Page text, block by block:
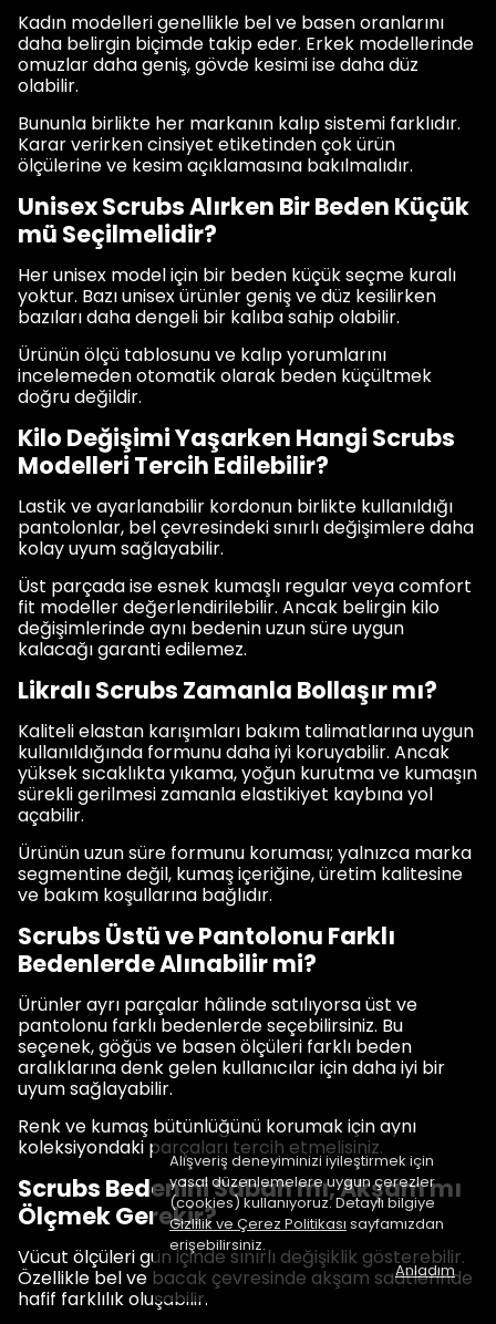
Alışveriş deneyiminizi iyileştirmek için
yasal düzenlemelere uygun çerezler
(cookies) kullanıyoruz. Detaylı bilgiye
Gizlilik ve Çerez Politikası sayfamızdan
erişebilirsiniz.
Anladım
Kadın modelleri genellikle bel ve basen oranlarını
daha belirgin biçimde takip eder. Erkek modellerinde
omuzlar daha geniş, gövde kesimi ise daha düz
olabilir.
Bununla birlikte her markanın kalıp sistemi farklıdır.
Karar verirken cinsiyet etiketinden çok ürün
ölçülerine ve kesim açıklamasına bakılmalıdır.
Unisex Scrubs Alırken Bir Beden Küçük
mü Seçilmelidir?
Her unisex model için bir beden küçük seçme kuralı
yoktur. Bazı unisex ürünler geniş ve düz kesilirken
bazıları daha dengeli bir kalıba sahip olabilir.
Ürünün ölçü tablosunu ve kalıp yorumlarını
incelemeden otomatik olarak beden küçültmek
doğru değildir.
Kilo Değişimi Yaşarken Hangi Scrubs
Modelleri Tercih Edilebilir?
Lastik ve ayarlanabilir kordonun birlikte kullanıldığı
pantolonlar, bel çevresindeki sınırlı değişimlere daha
kolay uyum sağlayabilir.
Üst parçada ise esnek kumaşlı regular veya comfort
fit modeller değerlendirilebilir. Ancak belirgin kilo
değişimlerinde aynı bedenin uzun süre uygun
kalacağı garanti edilemez.
Likralı Scrubs Zamanla Bollaşır mı?
Kaliteli elastan karışımları bakım talimatlarına uygun
kullanıldığında formunu daha iyi koruyabilir. Ancak
yüksek sıcaklıkta yıkama, yoğun kurutma ve kumaşın
sürekli gerilmesi zamanla elastikiyet kaybına yol
açabilir.
Ürünün uzun süre formunu koruması; yalnızca marka
segmentine değil, kumaş içeriğine, üretim kalitesine
ve bakım koşullarına bağlıdır.
Scrubs Üstü ve Pantolonu Farklı
Bedenlerde Alınabilir mi?
Ürünler ayrı parçalar hâlinde satılıyorsa üst ve
pantolonu farklı bedenlerde seçebilirsiniz. Bu
seçenek, göğüs ve basen ölçüleri farklı beden
aralıklarına denk gelen kullanıcılar için daha iyi bir
uyum sağlayabilir.
Renk ve kumaş bütünlüğünü korumak için aynı
koleksiyondaki parçaları tercih etmelisiniz.
Scrubs Bedenini Sabah mı, Akşam mı
Ölçmek Gerekir?
Vücut ölçüleri gün içinde sınırlı değişiklik gösterebilir.
Özellikle bel ve bacak çevresinde akşam saatlerinde
hafif farklılık oluşabilir.